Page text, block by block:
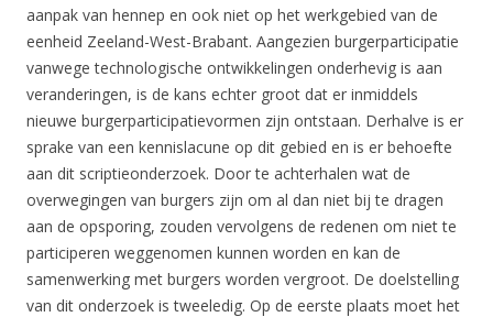
aanpak van hennep en ook niet op het werkgebied van de
eenheid Zeeland-West-Brabant. Aangezien burgerparticipatie
vanwege technologische ontwikkelingen onderhevig is aan
veranderingen, is de kans echter groot dat er inmiddels
nieuwe burgerparticipatievormen zijn ontstaan. Derhalve is er
sprake van een kennislacune op dit gebied en is er behoefte
aan dit scriptieonderzoek. Door te achterhalen wat de
overwegingen van burgers zijn om al dan niet bij te dragen
aan de opsporing, zouden vervolgens de redenen om niet te
participeren weggenomen kunnen worden en kan de
samenwerking met burgers worden vergroot. De doelstelling
van dit onderzoek is tweeledig. Op de eerste plaats moet het